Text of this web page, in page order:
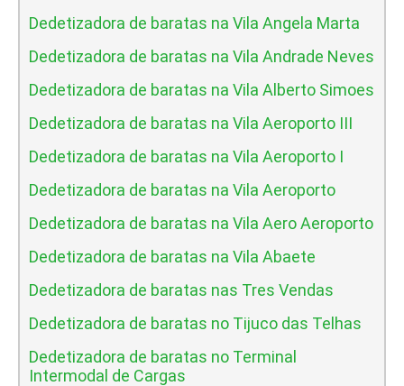
Dedetizadora de baratas na Vila Angela Marta
Dedetizadora de baratas na Vila Andrade Neves
Dedetizadora de baratas na Vila Alberto Simoes
Dedetizadora de baratas na Vila Aeroporto III
Dedetizadora de baratas na Vila Aeroporto I
Dedetizadora de baratas na Vila Aeroporto
Dedetizadora de baratas na Vila Aero Aeroporto
Dedetizadora de baratas na Vila Abaete
Dedetizadora de baratas nas Tres Vendas
Dedetizadora de baratas no Tijuco das Telhas
Dedetizadora de baratas no Terminal
Intermodal de Cargas